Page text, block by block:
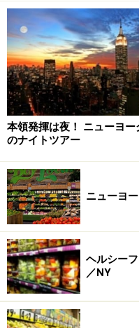
レストラン側も
しかし、イェルプの人
呼ばれる会員の間だけ
信頼できるからだ。ア
ストランレビューの欄
好みが見て取れるうえ
はかなりハッキリして
普通の人が訪れた感想
にとってより身近な意
り状態に暗いから、つ
なっちゃうハズ」なん
本領発揮は夜！ ニューヨー
のナイトツアー
ニューヨ
ヘルシー
／NY